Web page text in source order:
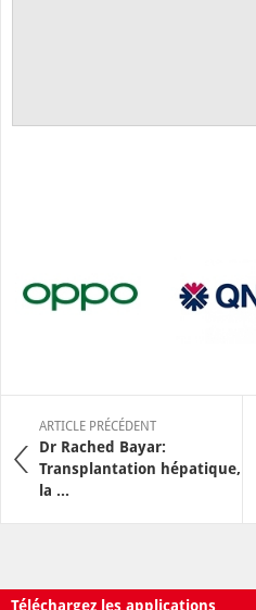
ARTICLE PRÉCÉDENT
Dr Rached Bayar:
Transplantation hépatique,
la ...
Téléchargez les applications